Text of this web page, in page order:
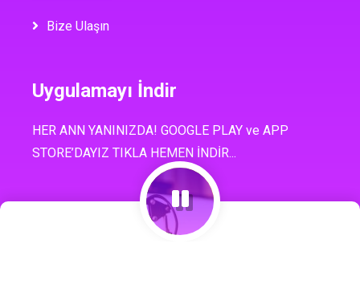
Bize Ulaşın
Uygulamayı İndir
HER ANN YANINIZDA! GOOGLE PLAY ve APP
STORE’DAYIZ TIKLA HEMEN İNDİR...